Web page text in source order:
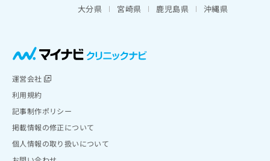
大分県
宮崎県 鹿児島県 沖縄県
運営会社
利用規約
記事制作ポリシー
掲載情報の修正について
個人情報の取り扱いについて